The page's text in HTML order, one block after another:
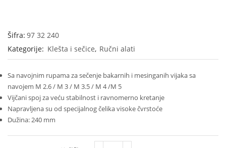
Šifra: 97 32 240
Kategorije: Klešta i sečice, Ručni alati
Sa navojnim rupama za sečenje bakarnih i mesinganih vijaka sa
navojem M 2.6 / M 3 / M 3.5 / M 4 /M 5
Vijčani spoj za veću stabilnost i ravnomerno kretanje
Napravljena su od specijalnog čelika visoke čvrstoće
Dužina: 240 mm